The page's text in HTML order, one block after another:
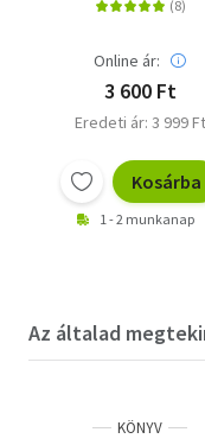
Online ár:
3 600 Ft
Eredeti ár: 3 999 Ft
Kosárba
1 - 2 munkanap
Az általad
KÖNYV